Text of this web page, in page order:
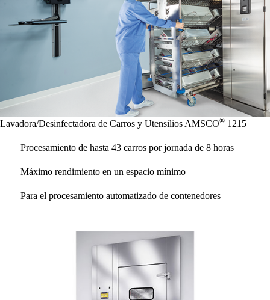
Lavadora/Desinfectadora de Carros y Utensilios AMSCO® 1215
Procesamiento de hasta 43 carros por jornada de 8 horas
Máximo rendimiento en un espacio mínimo
Para el procesamiento automatizado de contenedores